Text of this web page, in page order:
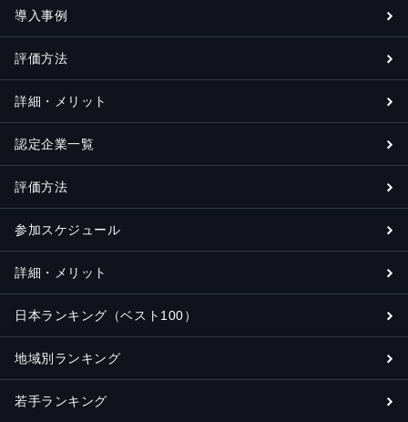
導入事例
評価方法
詳細・メリット
認定企業一覧
評価方法
参加スケジュール
詳細・メリット
日本ランキング（ベスト100）
地域別ランキング
若手ランキング